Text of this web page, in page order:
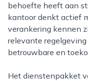
behoefte heeft aan
kantoor denkt actief
verankering kennen
relevante
betrouwbare en
Het dienstenpakket van jansen & van ralen is breed